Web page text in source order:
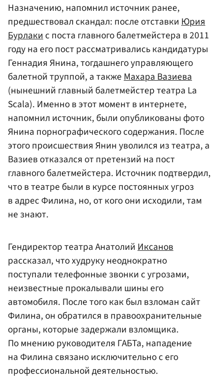
Назначению, напомнил источник ранее,
предшествовал скандал: после отставкиЮрия
Бурлакис поста главного балетмейстера в 2011
году на его пост рассматривались кандидатуры
Геннадия Янина, тогдашнего управляющего
балетной труппой, а такжеМахара Вазиева
(нынешний главный балетмейстер театра La
Scala). Именно в этот момент в интернете,
напомнил источник, были опубликованы фото
Янина порнографического содержания. После
этого происшествия Янин уволился из театра, а
Вазиев отказался от претензий на пост
главного балетмейстера. Источник подтвердил,
что в театре были в курсе постоянных угроз
в адрес Филина, но, от кого они исходили, там
не знают.
Гендиректор театра АнатолийИксанов
рассказал, что худруку неоднократно
поступали телефонные звонки с угрозами,
неизвестные прокалывали шины его
автомобиля. После того как был взломан сайт
Филина, он обратился в правоохранительные
органы, которые задержали взломщика.
По мнению руководителя ГАБТа, нападение
на Филина связано исключительно с его
профессиональной деятельностью.